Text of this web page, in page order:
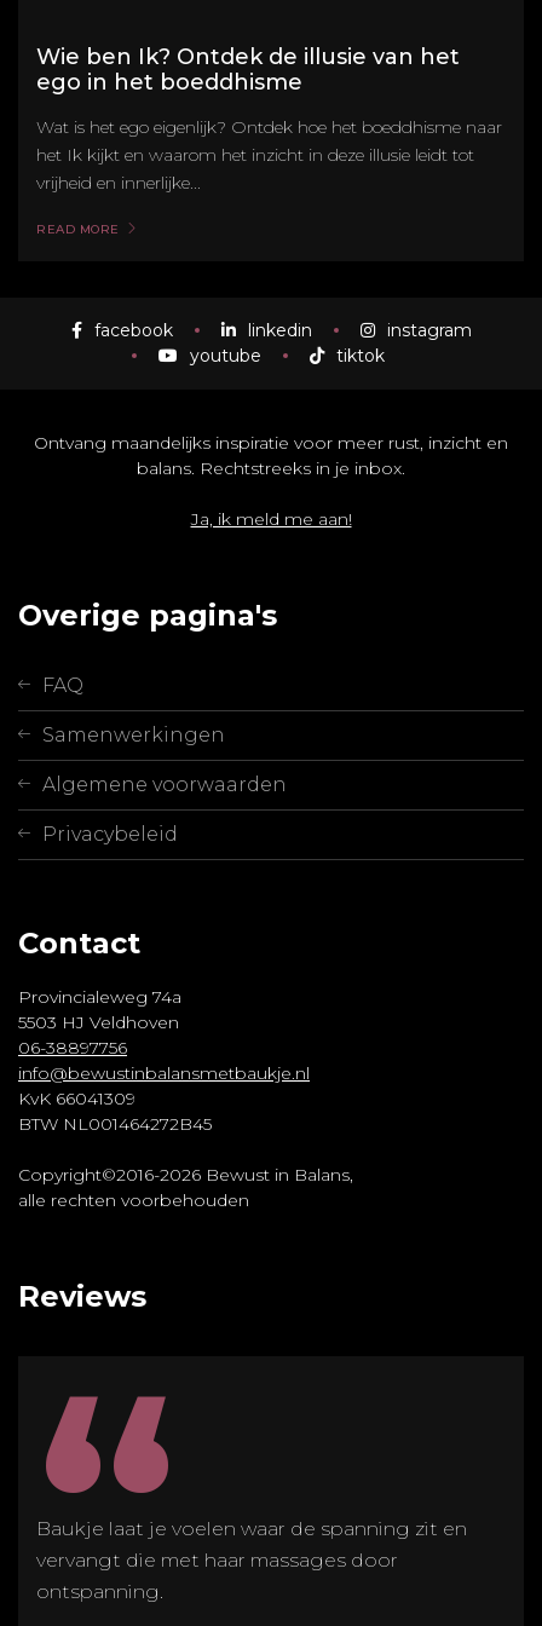
Wie ben Ik? Ontdek de illusie van het
ego in het boeddhisme
Wat is het ego eigenlijk? Ontdek hoe het boeddhisme naar
het Ik kijkt en waarom het inzicht in deze illusie leidt tot
vrijheid en innerlijke...
READ MORE
facebook linkedin
instagram
youtube
tiktok
Ontvang maandelijks inspiratie voor meer rust, inzicht en
balans. Rechtstreeks in je inbox.
Ja, ik meld me aan!
Overige pagina's
FAQ
Samenwerkingen
Algemene voorwaarden
Privacybeleid
Contact
Provincialeweg 74a
5503 HJ Veldhoven
06-38897756
info@bewustinbalansmetbaukje.nl
KvK 66041309
BTW NL001464272B45
Copyright©2016-2026 Bewust in Balans,
alle rechten voorbehouden
Reviews
“
Baukje laat je voelen waar de spanning zit en
vervangt die met haar massages door
ontspanning.